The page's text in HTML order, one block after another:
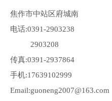
焦作市中站区府城南
电话:0391-2903238
2903208
传真:0391-2937864
手机:17639102999
Email:guoneng2007@163.com